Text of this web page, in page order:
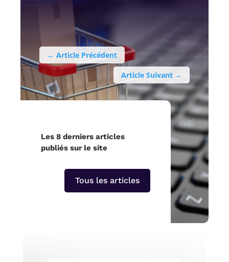
← Article Précédent
Article Suivant →
Les 8 derniers articles
publiés sur le site
Tous les articles